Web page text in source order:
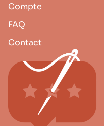
Compte
FAQ
Contact